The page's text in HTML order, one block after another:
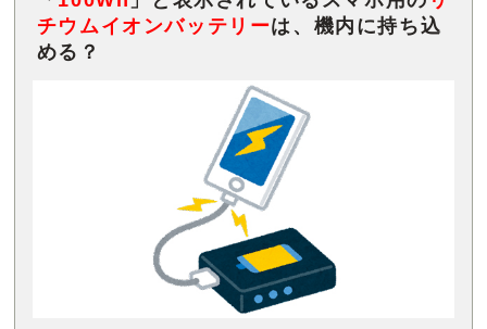
チウムイオンバッテリーは、機内に持ち込
める？